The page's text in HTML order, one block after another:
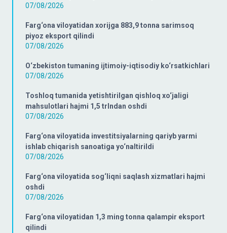
07/08/2026
Farg‘ona viloyatidan xorijga 883,9 tonna sarimsoq
piyoz eksport qilindi
07/08/2026
O‘zbekiston tumaning ijtimoiy-iqtisodiy ko‘rsatkichlari
07/08/2026
Toshloq tumanida yetishtirilgan qishloq xo‘jaligi
mahsulotlari hajmi 1,5 trlndan oshdi
07/08/2026
Farg‘ona viloyatida investitsiyalarning qariyb yarmi
ishlab chiqarish sanoatiga yo‘naltirildi
07/08/2026
Farg‘ona viloyatida sog‘liqni saqlash xizmatlari hajmi
oshdi
07/08/2026
Farg‘ona viloyatidan 1,3 ming tonna qalampir eksport
qilindi